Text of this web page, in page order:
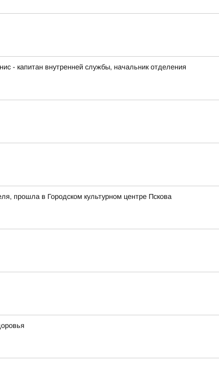
- капитан внутренней службы, начальник отделения
прошла в Городском культурном центре Пскова